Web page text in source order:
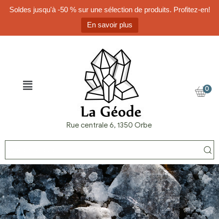
Soldes jusqu'à -50 % sur une sélection de produits. Profitez-en!
En savoir plus
Rue centrale 6, 1350 Orbe
0